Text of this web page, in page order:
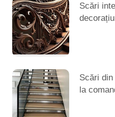
Scări
Scări
la